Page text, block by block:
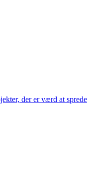
der er værd at sprede